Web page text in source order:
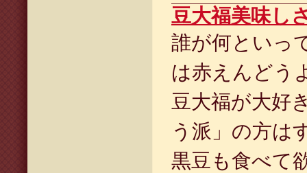
豆大福美味し
誰が何といっ
は赤えんどう
豆大福が大好
う派」の方は
黒豆も食べて